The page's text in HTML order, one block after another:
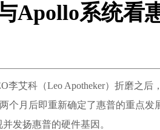
Apollo系统看
李艾科（Leo Apotheker）折磨之
个月后即重新确定了惠普的重点发
发扬惠普的硬件基因。